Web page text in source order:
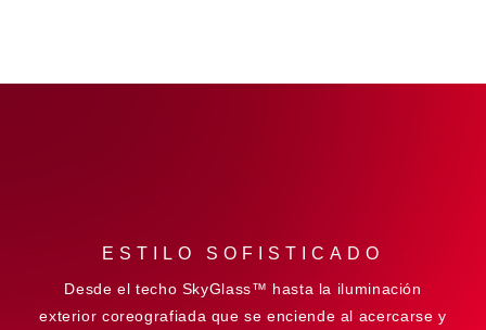
ESTILO SOFISTICADO
Desde el techo SkyGlass™ hasta la iluminación
exterior coreografiada que se enciende al acercarse y